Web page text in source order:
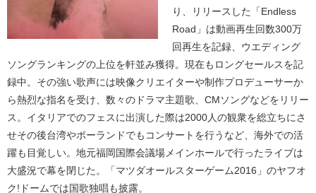
り、リリースした「Endless
Road」は動画再生回数300万
回再生を記録、ウエディング
ソングランキングの上位を軒並み獲得。現在もロングセールスを記
録中。その強い歌声には映像クリエイターや制作プロデューサーか
ら熱烈な指名を受け、数々のドラマ主題歌、CMソングなどをリリー
ス。イタリアでのフェスに出演した際は2000人の観衆を総立ちにさ
せその後台湾やポーランドでもコンサートを行うなど、海外での活
躍も目覚しい。地元福岡国際会議場メインホールで行ったライブは
大盛況で幕を閉じた。「マツダオールスターゲーム2016」のヤフオ
ク!ドームでは国歌独唱も披露。